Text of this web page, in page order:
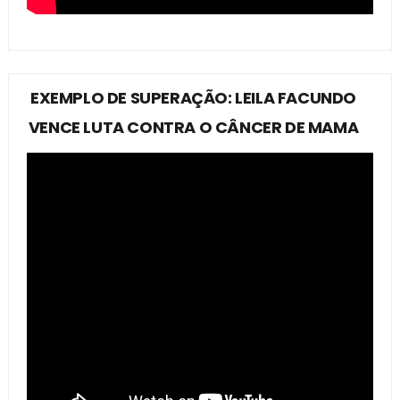
EXEMPLO DE SUPERAÇÃO: LEILA FACUNDO
VENCE LUTA CONTRA O CÂNCER DE MAMA